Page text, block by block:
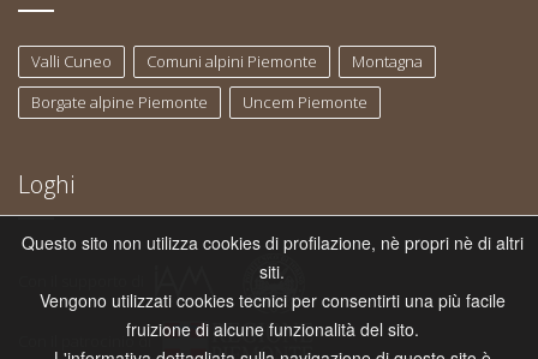
Valli Cuneo Comuni alpini Piemonte
Montagna
Borgate alpine Piemonte
Uncem Piemonte
Loghi
Con il patrocinio di
Questo sito non utilizza cookies di profilazione, nè propri nè di altri
siti.
Vengono utilizzati cookies tecnici per consentirti una più facile
fruizione di alcune funzionalità del sito.